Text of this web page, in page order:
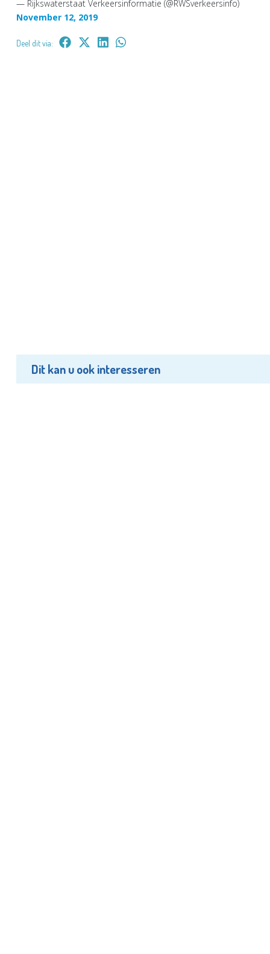
— Rijkswaterstaat Verkeersinformatie (@RWSverkeersinfo)
November 12, 2019
Deel dit via:
Dit kan u ook interesseren